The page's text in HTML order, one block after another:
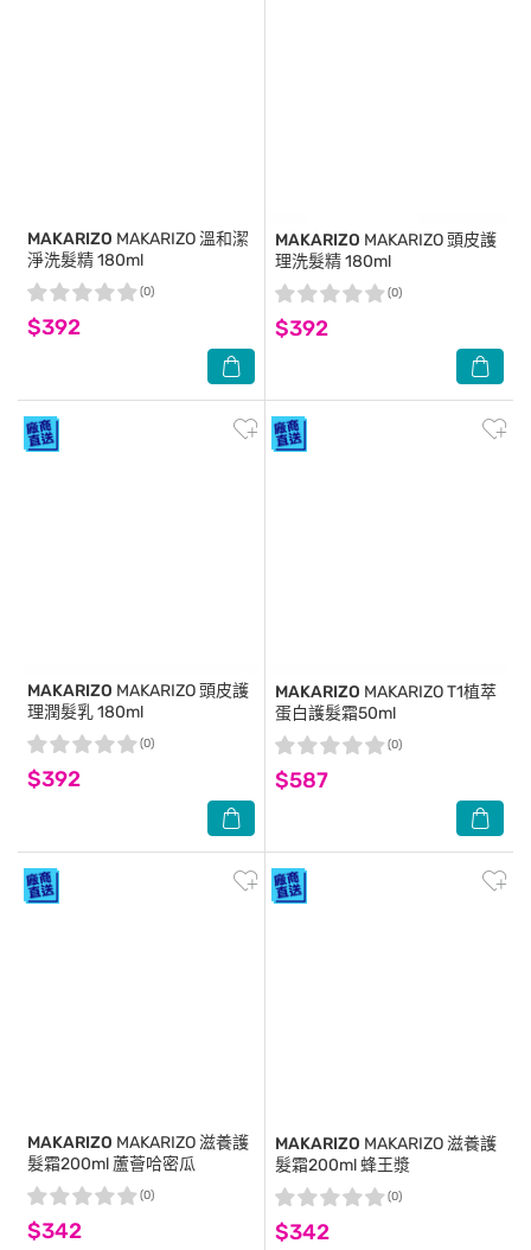
MAKARIZO MAKARIZO 溫和潔
淨洗髮精 180ml
$392
(0)
MAKARIZO MAKARIZO 頭皮護
理洗髮精 180ml
$392
(0)
MAKARIZO MAKARIZO 頭皮護
理潤髮乳 180ml
$392
(0)
MAKARIZO MAKARIZO T1植萃
蛋白護髮霜50ml
$587
(0)
MAKARIZO MAKARIZO 滋養護
髮霜200ml 蘆薈哈密瓜
$342
(0)
MAKARIZO MAKARIZO 滋養護
髮霜200ml 蜂王漿
$342
(0)